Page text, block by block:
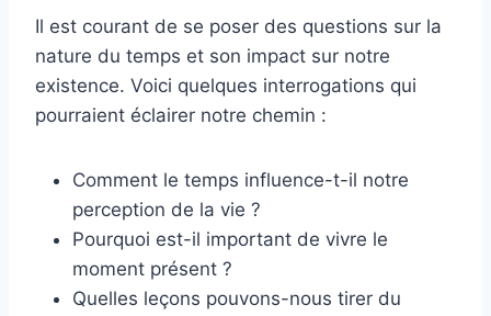
Il est courant de se poser des questions sur la
nature du temps et son impact sur notre
existence. Voici quelques interrogations qui
pourraient éclairer notre chemin :
Comment le temps influence-t-il notre
perception de la vie ?
Pourquoi est-il important de vivre le
moment présent ?
Quelles leçons pouvons-nous tirer du